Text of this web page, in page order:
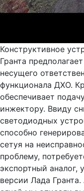
Конструктивное
Гранта
несущего
функционала ДХО.
обеспечивает
инжектору. Ввиду
светодиодных
способно
сетуя на
проблему,
экспортный аналог,
версии Лада